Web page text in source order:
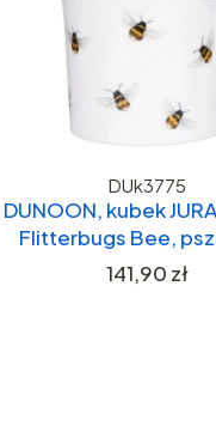
DUk3775
DUNOON, kubek
Flitterbugs Bee,
Cena
141,90 zł